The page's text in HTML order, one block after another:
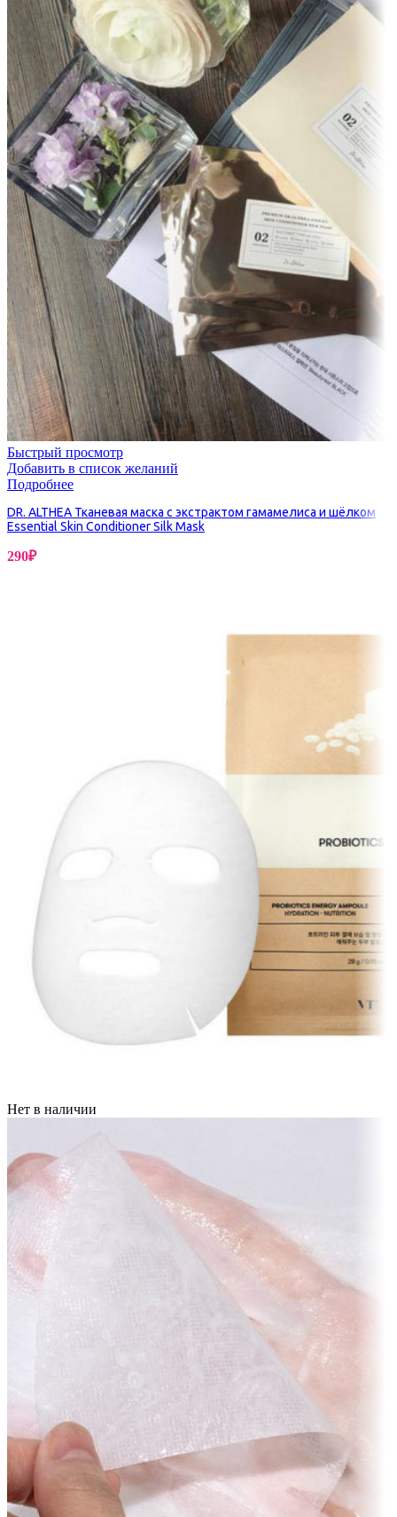
Быстрый просмотр
Добавить в список желаний
Подробнее
DR. ALTHEA Тканевая маска с экстрактом гамамелиса и шёлком
Essential Skin Conditioner Silk Mask
290₽
Нет в наличии